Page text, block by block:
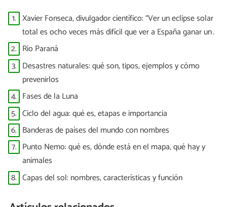
1. Xavier Fonseca, divulgador científico: “Ver un eclipse solar
total es ocho veces más difícil que ver a España ganar un
Mundial”
2. Río Paraná
3. Desastres naturales: qué son, tipos, ejemplos y cómo
prevenirlos
4. Fases de la Luna
5. Ciclo del agua: qué es, etapas e importancia
6. Banderas de países del mundo con nombres
7. Punto Nemo: qué es, dónde está en el mapa, qué hay y
animales
8. Capas del sol: nombres, características y función